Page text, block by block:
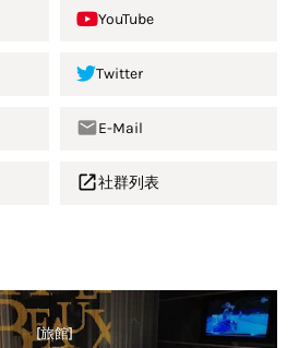
YouTube
Twitter
E-Mail
社群列表
[旅館]